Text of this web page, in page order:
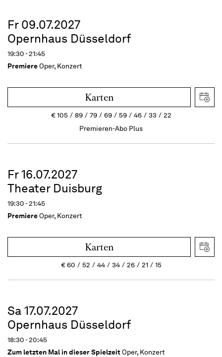
Fr 09.07.2027
Opernhaus Düsseldorf
19:30 - 21:45
PremiereOper, Konzert
Karten
€105 89 79 69 59 46 33
22
Premieren-Abo Plus
Fr 16.07.2027
Theater Duisburg
19:30 - 21:45
PremiereOper, Konzert
Karten
€60 52 44 34 26 21 15
Sa 17.07.2027
Opernhaus Düsseldorf
18:30 - 20:45
Zum letzten Mal in dieser SpielzeitOper, Konzert